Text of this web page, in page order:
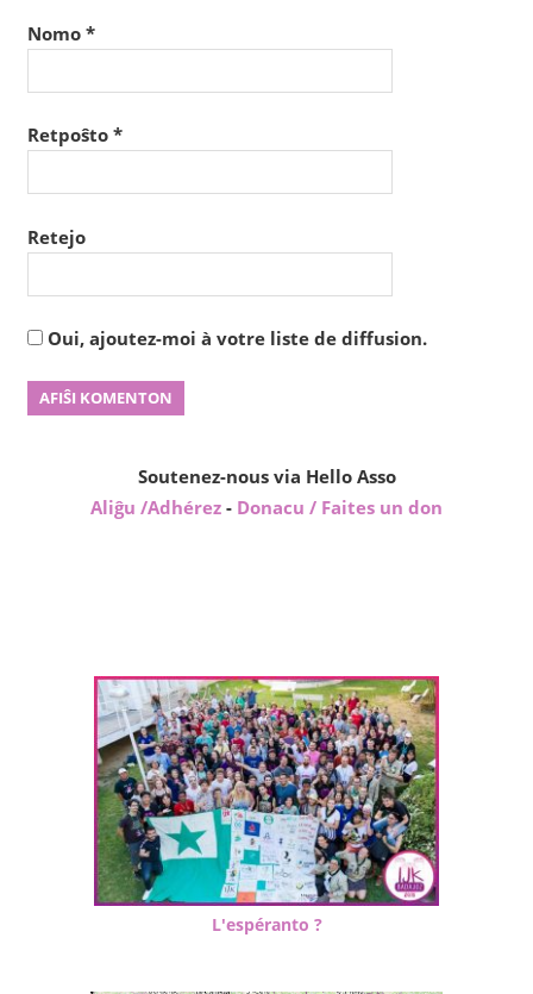
Nomo *
Retpoŝto *
Retejo
Oui, ajoutez-moi à votre liste de diffusion.
Soutenez-nous via Hello Asso
Aliĝu /Adhérez - Donacu / Faites un don
L'espéranto ?